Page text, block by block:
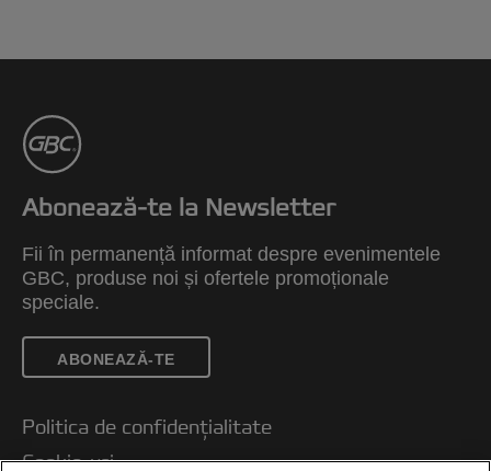
Abonează-te la Newsletter
Fii în permanență informat despre evenimentele
GBC, produse noi și ofertele promoționale
speciale.
ABONEAZĂ-TE
Politica de confidențialitate
Cookie-uri